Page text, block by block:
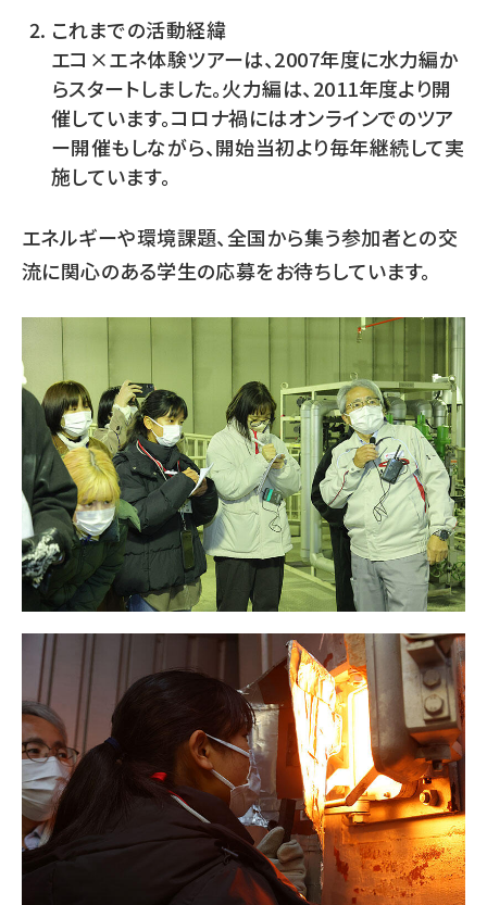
これまでの活動経緯
エコ×エネ体験ツアーは、2007年度に水力編か
らスタートしました。火力編は、2011年度より開
催しています。コロナ禍にはオンラインでのツア
ー開催もしながら、開始当初より毎年継続して実
施しています。
エネルギーや環境課題、全国から集う参加者との交
流に関心のある学生の応募をお待ちしています。